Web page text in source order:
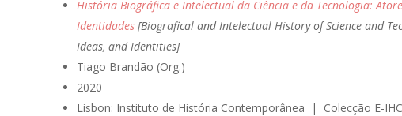
História Biográfica e Intelectual da Ciência e da Tecnologia:
Identidades [Biografical and Intelectual History of Science and
Ideas, and Identities]
Tiago Brandão (Org.)
2020
Lisbon: Instituto de História Contemporânea | Colecção E-IHC